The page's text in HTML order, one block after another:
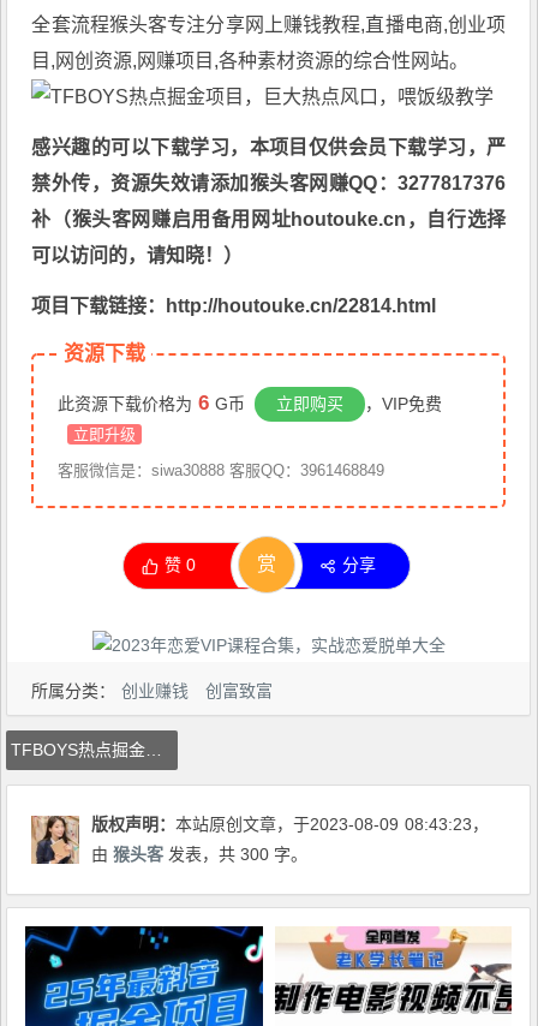
全套流程猴头客专注分享网上赚钱教程,直播电商,创业项
目,网创资源, 网赚项目 ,各种素材资源的综合性网站。
感兴趣的可以下载学习，本项目仅供会员下载学习，严
禁外传，资源失效请添加猴头客网赚QQ：3277817376
补（猴头客网赚启用备用网址houtouke.cn，自行选择
可以访问的，请知晓！）
项目下载链接：http://houtouke.cn/22814.html
资源下载
此资源下载价格为 6 G币 立即购买 ，VIP免费
立即升级
客服微信是：siwa30888 客服QQ：3961468849
赞0 赏 分享
所属分类： 创业赚钱 创富致富
版权声明：本站原创文章，于2023-08-09 08:43:23，
由猴头客 发表，共 300 字。